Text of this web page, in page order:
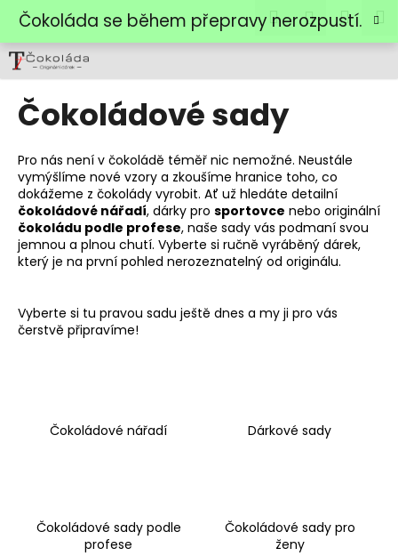
Přejít
obsah
Čokoláda se během přepravy nerozpustí.
Hledat
košík
Čokoládové sady
Pro nás není v čokoládě téměř nic nemožné. Neustále
vymýšlíme nové vzory a zkoušíme hranice toho, co
dokážeme z čokolády vyrobit. Ať už hledáte detailní
čokoládové nářadí, dárky pro sportovce nebo originální
čokoládu podle profese, naše sady vás podmaní svou
jemnou a plnou chutí. Vyberte si ručně vyráběný dárek,
který je na první pohled nerozeznatelný od originálu.
Vyberte si tu pravou sadu ještě dnes a my ji pro vás
čerstvě připravíme!
Čokoládové nářadí Dárkové sady
Čokoládové sady podle
profese
Čokoládové sady pro
ženy
š
í
Zpět
Zpět
C
o
o
t
ř
e
b
j
e